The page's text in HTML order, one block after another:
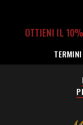
OTTIENI IL